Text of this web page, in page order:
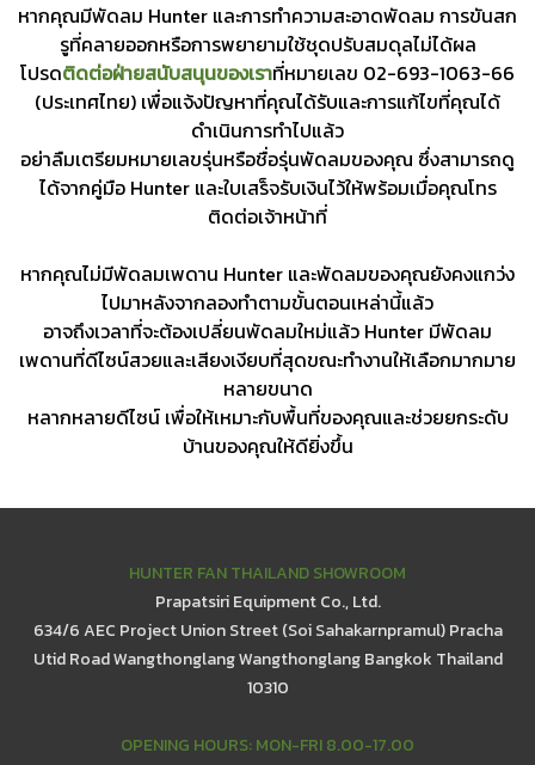
หากคุณมีพัดลม Hunter และการทำความสะอาดพัดลม การขันสก
รูที่คลายออกหรือการพยายามใช้ชุดปรับสมดุลไม่ได้ผล
โปรดติดต่อฝ่ายสนับสนุนของเราที่หมายเลข 02-693-1063-66
(ประเทศไทย) เพื่อแจ้งปัญหาที่คุณได้รับและการแก้ไขที่คุณได้
ดำเนินการทำไปแล้ว
อย่าลืมเตรียมหมายเลขรุ่นหรือชื่อรุ่นพัดลมของคุณ ซึ่งสามารถดู
ได้จากคู่มือ Hunter และใบเสร็จรับเงินไว้ให้พร้อมเมื่อคุณโทร
ติดต่อเจ้าหน้าที่
หากคุณไม่มีพัดลมเพดาน Hunter และพัดลมของคุณยังคงแกว่ง
ไปมาหลังจากลองทำตามขั้นตอนเหล่านี้แล้ว
อาจถึงเวลาที่จะต้องเปลี่ยนพัดลมใหม่แล้ว Hunter มีพัดลม
เพดานที่ดีไซน์สวยและเสียงเงียบที่สุดขณะทำงานให้เลือกมากมาย
หลายขนาด
หลากหลายดีไซน์ เพื่อให้เหมาะกับพื้นที่ของคุณและช่วยยกระดับ
บ้านของคุณให้ดียิ่งขึ้น
HUNTER FAN THAILAND SHOWROOM
Prapatsiri Equipment Co., Ltd.
634/6 AEC Project Union Street (Soi Sahakarnpramul) Pracha
Utid Road Wangthonglang Wangthonglang Bangkok Thailand
10310
OPENING HOURS: MON-FRI 8.00-17.00